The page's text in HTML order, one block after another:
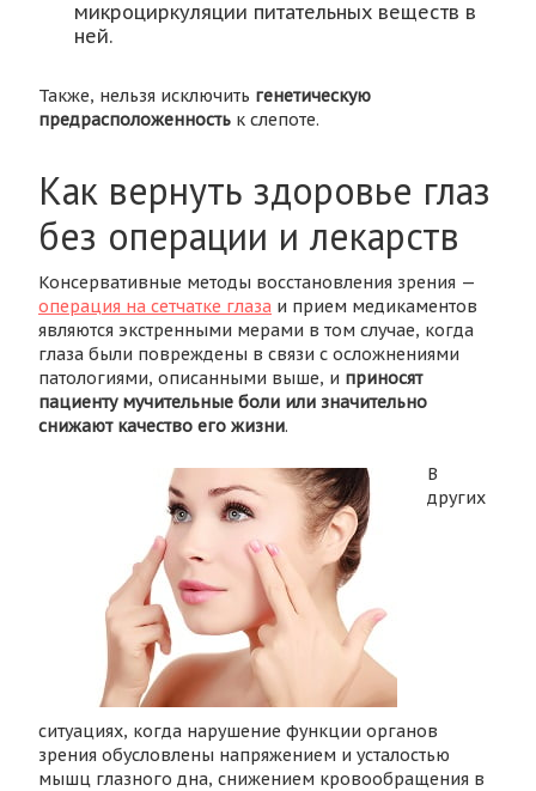
микроциркуляции питательных веществ в
ней.
Также, нельзя исключить генетическую
предрасположенность к слепоте.
Как вернуть здоровье глаз
без операции и лекарств
Консервативные методы восстановления зрения —
операция на сетчатке глаза и прием медикаментов
являются экстренными мерами в том случае, когда
глаза были повреждены в связи с осложнениями
патологиями, описанными выше, и приносят
пациенту мучительные боли или значительно
снижают качество его жизни.
В
других
ситуациях, когда нарушение функции органов
зрения обусловлены напряжением и усталостью
мышц глазного дна, снижением кровообращения в